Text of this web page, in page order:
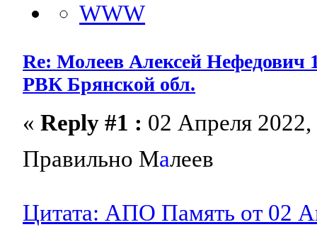
Re: Молеев Алексей Нефедович
РВК Брянской обл.
«Reply #1 : 02 Апреля
Правильно Малеев
Цитата: АПО Память от 02